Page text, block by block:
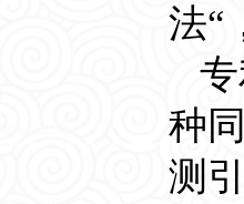
法“
种
测